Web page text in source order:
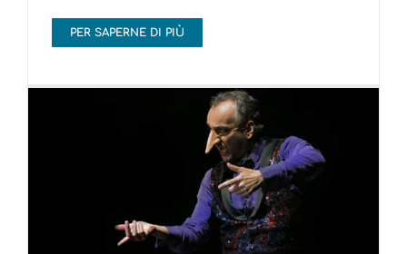
PER SAPERNE DI PIÙ
Cyrano de Bergerac
29 nov – 4 dic 2022